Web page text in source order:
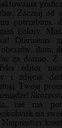
Zacznij od
potrzebom,
kolory.
Oferujemy
ikon,
za darmo. Z
editor
i zdjęcia
Twoją
nie ma
na
Najprostszy